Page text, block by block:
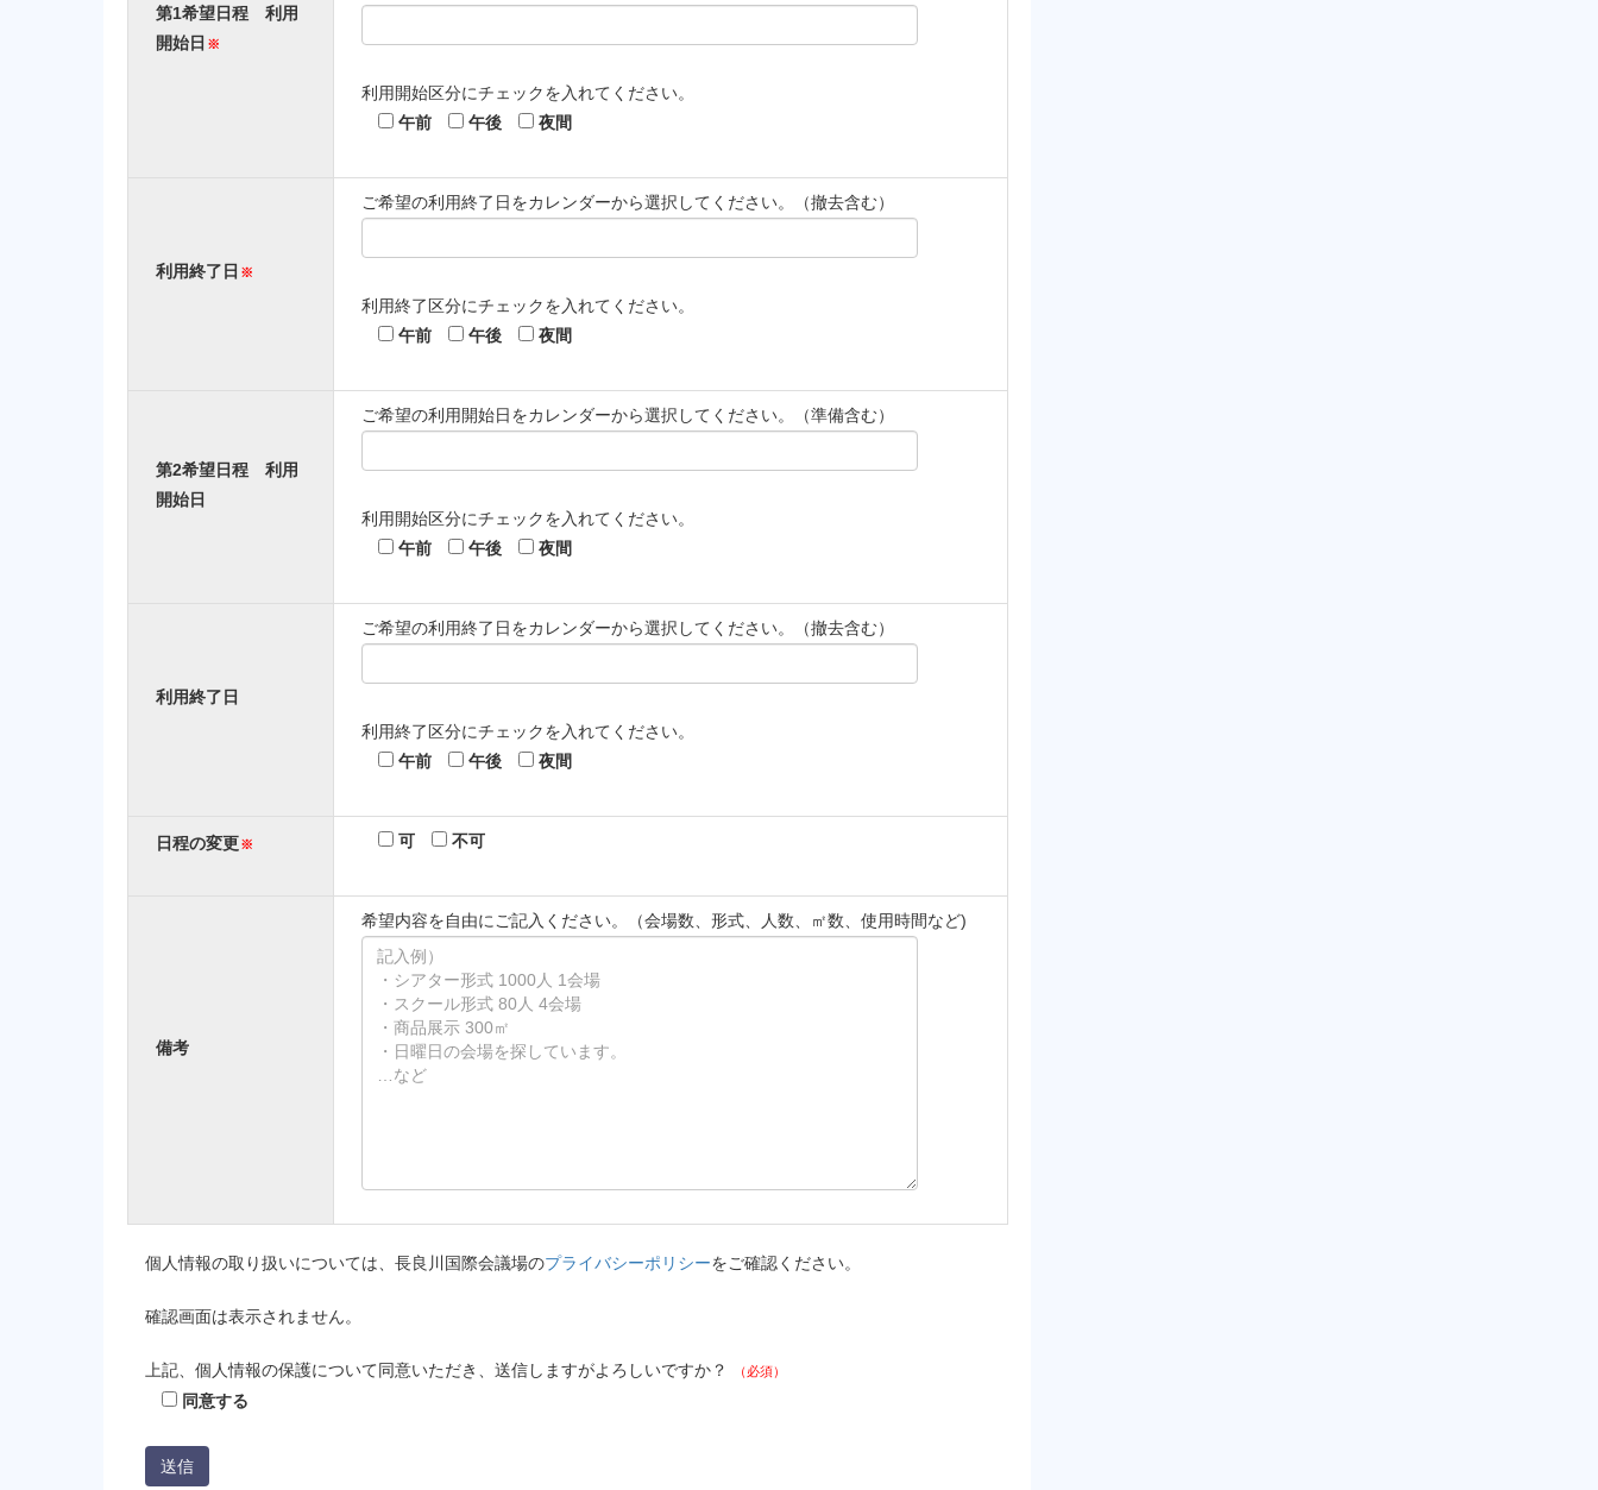
第1希望日程 利用
開始日 ※
利用開始区分にチェックを入れてください。
午前
午後 夜間
利用終了日 ※
ご希望の利用終了日をカレンダーから選択してください。（撤去含む）
利用終了区分にチェックを入れてください。
午前
午後 夜間
第2希望日程 利用
開始日
ご希望の利用開始日をカレンダーから選択してください。（準備含む）
利用開始区分にチェックを入れてください。
午前
午後 夜間
利用終了日
ご希望の利用終了日をカレンダーから選択してください。（撤去含む）
利用終了区分にチェックを入れてください。
午前
午後 夜間
日程の変更※ 可 不可
備考
希望内容を自由にご記入ください。（会場数、形式、人数、㎡数、使用時間など)
個人情報の取り扱いについては、長良川国際会議場のプライバシーポリシーをご確認ください。
確認画面は表示されません。
上記、個人情報の保護について同意いただき、送信しますがよろしいですか？ （必須）
同意する